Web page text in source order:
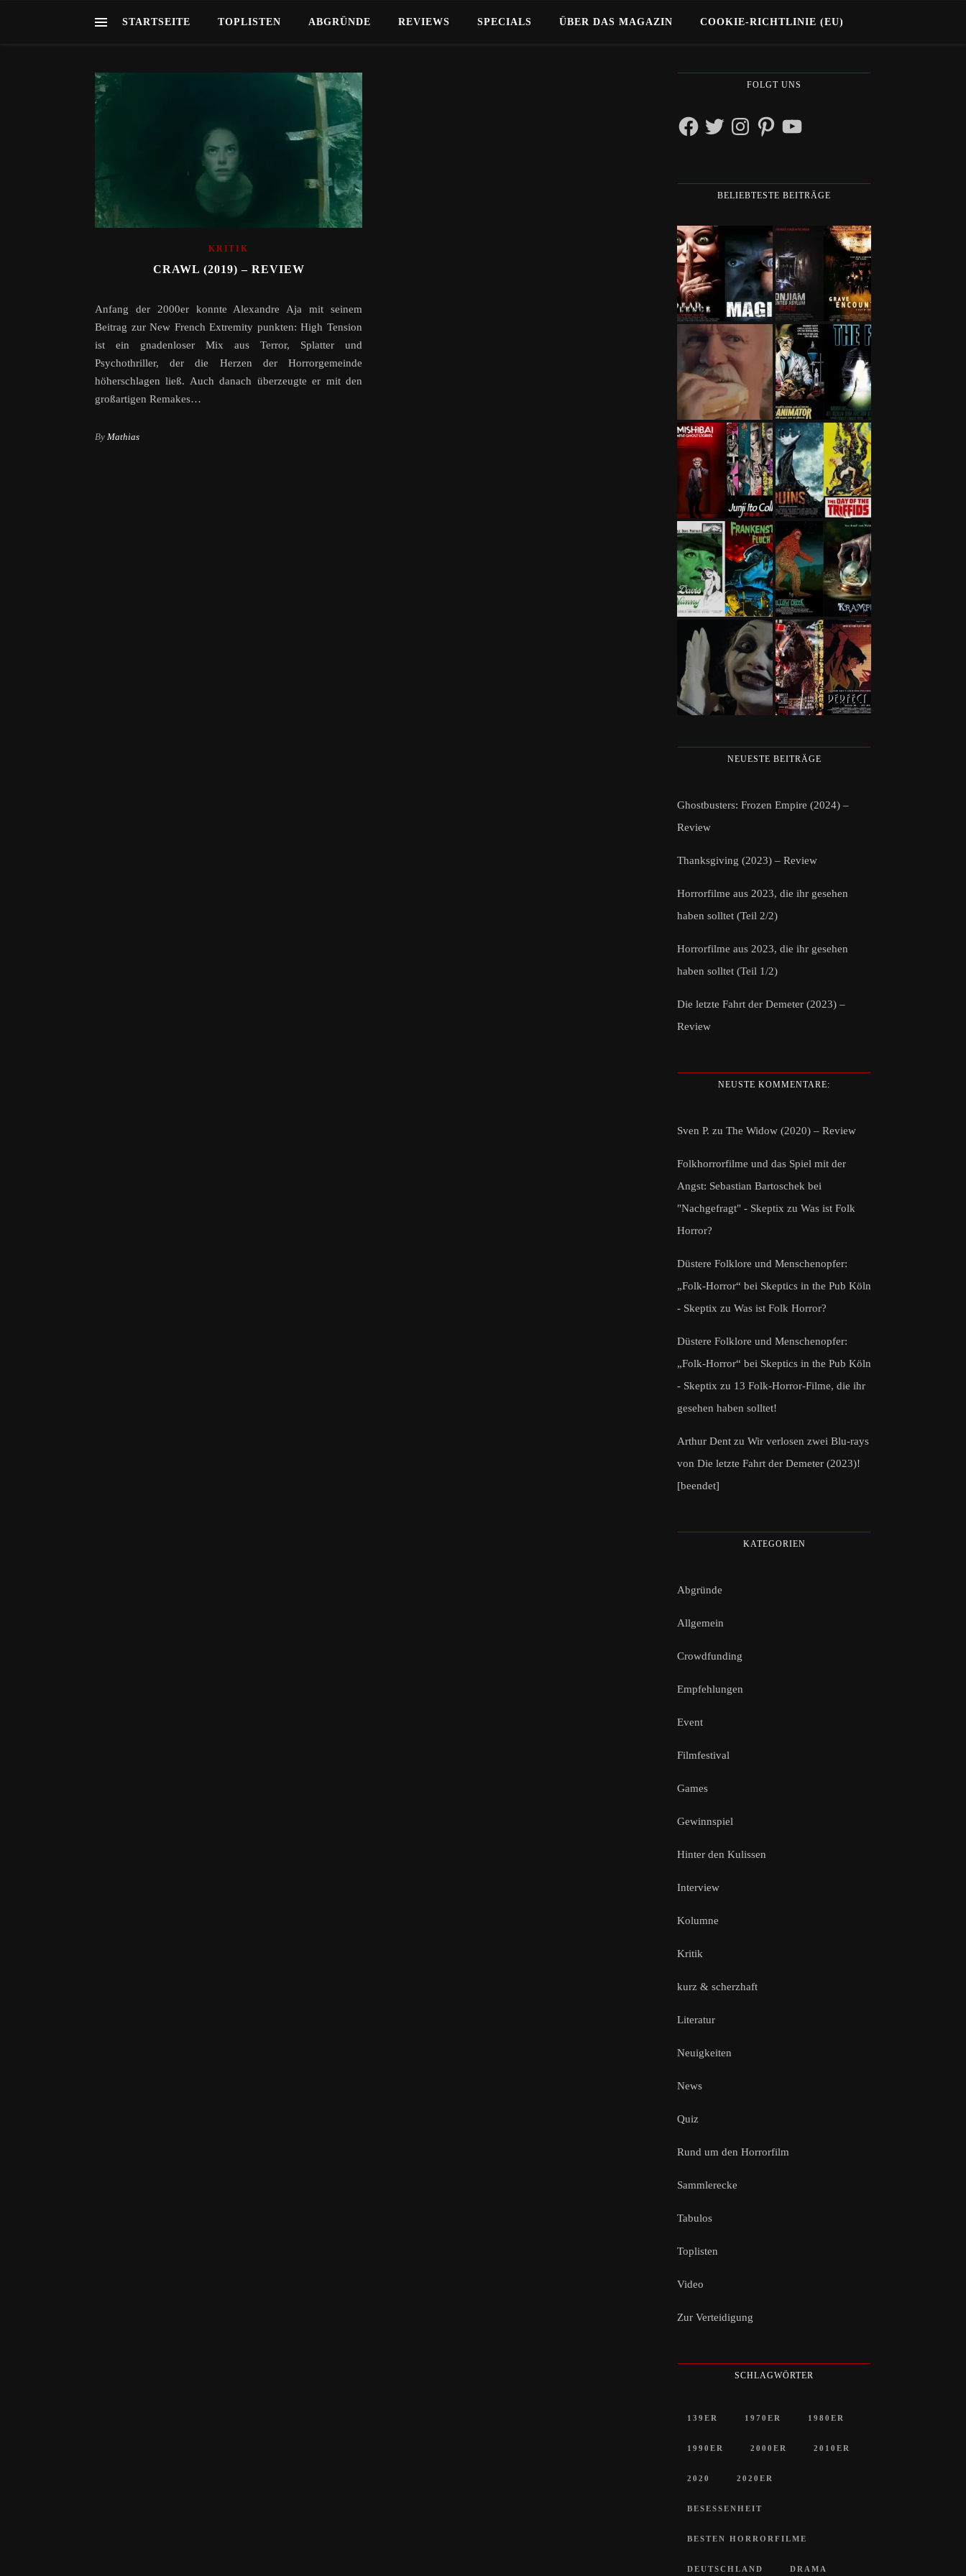
STARTSEITE TOPLISTEN ABGRÜNDE REVIEWS SPECIALS ÜBER DAS MAGAZIN COOKIE-RICHTLINIE (EU)
KRITIK
CRAWL (2019) – REVIEW
Anfang der 2000er konnte Alexandre Aja mit seinem
Beitrag zur New French Extremity punkten: High Tension
ist ein gnadenloser Mix aus Terror, Splatter und
Psychothriller, der die Herzen der Horrorgemeinde
höherschlagen ließ. Auch danach überzeugte er mit den
großartigen Remakes…
By Mathias
FOLGT UNS
FacebookTwitterInstagramPinterestYouTube
BELIEBTESTE BEITRÄGE
NEUESTE BEITRÄGE
Ghostbusters: Frozen Empire (2024) –
Review
Thanksgiving (2023) – Review
Horrorfilme aus 2023, die ihr gesehen
haben solltet (Teil 2/2)
Horrorfilme aus 2023, die ihr gesehen
haben solltet (Teil 1/2)
Die letzte Fahrt der Demeter (2023) –
Review
NEUSTE KOMMENTARE:
Sven P. zu The Widow (2020) – Review
Folkhorrorfilme und das Spiel mit der
Angst: Sebastian Bartoschek bei
"Nachgefragt" - Skeptix zu Was ist Folk
Horror?
Düstere Folklore und Menschenopfer:
„Folk-Horror“ bei Skeptics in the Pub Köln
- Skeptix zu Was ist Folk Horror?
Düstere Folklore und Menschenopfer:
„Folk-Horror“ bei Skeptics in the Pub Köln
- Skeptix zu 13 Folk-Horror-Filme, die ihr
gesehen haben solltet!
Arthur Dent zu Wir verlosen zwei Blu-rays
von Die letzte Fahrt der Demeter (2023)!
[beendet]
KATEGORIEN
Abgründe
Allgemein
Crowdfunding
Empfehlungen
Event
Filmfestival
Games
Gewinnspiel
Hinter den Kulissen
Interview
Kolumne
Kritik
kurz & scherzhaft
Literatur
Neuigkeiten
News
Quiz
Rund um den Horrorfilm
Sammlerecke
Tabulos
Toplisten
Video
Zur Verteidigung
SCHLAGWÖRTER
139ER 1970ER 1980ER
1990ER 2000ER 2010ER
2020 2020ER
BESESSENHEIT
BESTEN HORRORFILME
DEUTSCHLAND DRAMA